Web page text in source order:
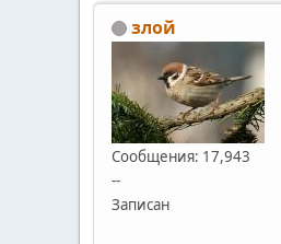
злой
Сообщения: 17,943
--
Записан